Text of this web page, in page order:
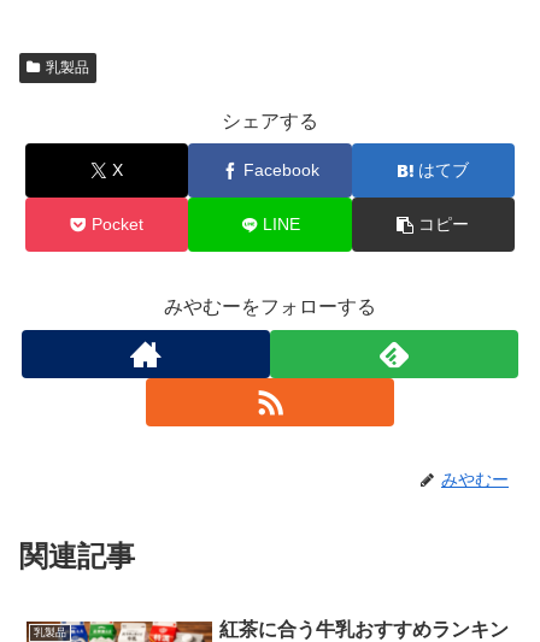
乳製品
シェアする
X Facebook はてブ
Pocket LINE コピー
みやむーをフォローする
みやむー
関連記事
乳製品
紅茶に合う牛乳おすすめランキン